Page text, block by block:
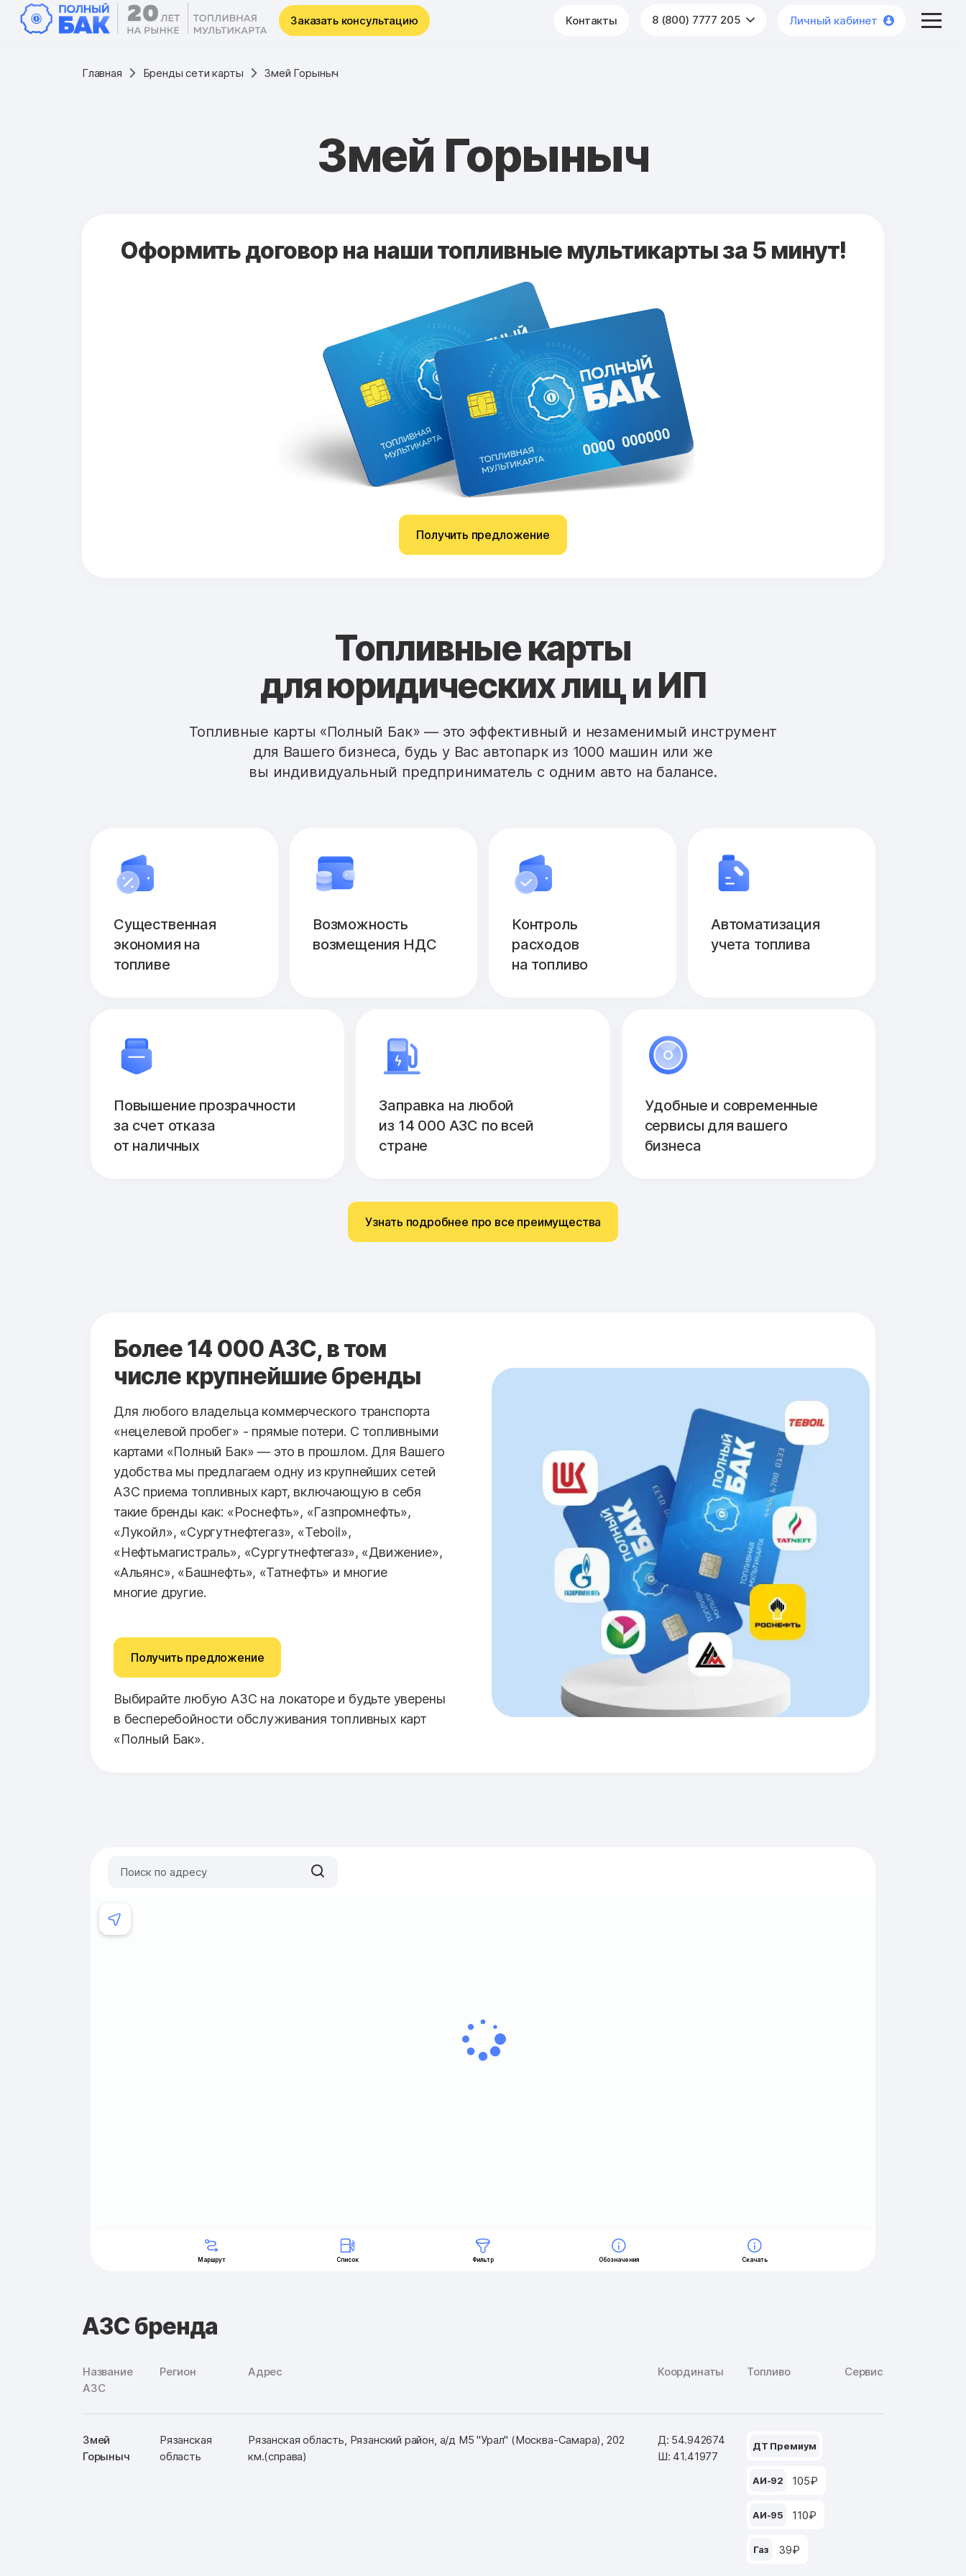
Заказать консультацию Контакты 8 (800) 7777 205 Личный кабинет
Главная Бренды сети карты Змей Горыныч
Змей Горыныч
Оформить договор на наши топливные мультикарты за 5 минут!
Получить предложение
Топливные карты
для юридических лиц и ИП
Топливные карты «Полный Бак» — это эффективный и незаменимый инструмент
для Вашего бизнеса, будь у Вас автопарк из 1000 машин или же
вы индивидуальный предприниматель с одним авто на балансе.
Существенная
экономия на
топливе
Возможность
возмещения НДС
Контроль
расходов
на топливо
Автоматизация
учета топлива
Повышение прозрачности
за счет отказа
от наличных
Заправка на любой
из 14 000 АЗС по всей
стране
Удобные и современные
сервисы для вашего
бизнеса
Узнать подробнее про все преимущества
Более 14 000 АЗС, в том
числе крупнейшие бренды
Для любого владельца коммерческого транспорта
«нецелевой пробег» - прямые потери. С топливными
картами «Полный Бак» — это в прошлом. Для Вашего
удобства мы предлагаем одну из крупнейших сетей
АЗС приема топливных карт, включающую в себя
такие бренды как: «Роснефть», «Газпромнефть»,
«Лукойл», «Сургутнефтегаз», «Teboil»,
«Нефтьмагистраль», «Сургутнефтегаз», «Движение»,
«Альянс», «Башнефть», «Татнефть» и многие
многие другие.
Получить предложение
Выбирайте любую АЗС на локаторе и будьте уверены
в бесперебойности обслуживания топливных карт
«Полный Бак».
АЗС бренда
Название
АЗС
Регион Адрес Координаты Топливо Сервис
Змей
Горыныч
Рязанская
область
Рязанская область, Рязанский район, а/д М5 "Урал" (Москва-Самара), 202
км.(справа)
Д: 54.942674
Ш: 41.41977
ДТ Премиум
АИ-92 105₽
АИ-95 110₽
Газ 39₽